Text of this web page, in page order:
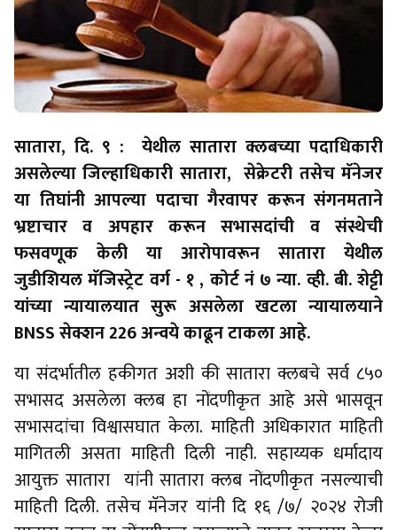
सातारा, दि. ९ : येथील सातारा क्लबच्या पदाधिकारी
असलेल्या जिल्हाधिकारी सातारा, सेक्रेटरी तसेच मॅनेजर
या तिघांनी आपल्या पदाचा गैरवापर करून संगनमताने
भ्रष्टाचार व अपहार करून सभासदांची व संस्थेची
फसवणूक केली या आरोपावरून सातारा येथील
जुडीशियल मॅजिस्ट्रेट वर्ग - १ , कोर्ट नं ७ न्या. व्ही. बी. शेट्टी
यांच्या न्यायालयात सुरू असलेला खटला न्यायालयाने
BNSS सेक्शन 226 अन्वये काढून टाकला आहे.
या संदर्भातील हकीगत अशी की सातारा क्लबचे सर्व ८५०
सभासद असलेला क्लब हा नोंदणीकृत आहे असे भासवून
सभासदांचा विश्वासघात केला. माहिती अधिकारात माहिती
मागितली असता माहिती दिली नाही. सहाय्यक धर्मादाय
आयुक्त सातारा यांनी सातारा क्लब नोंदणीकृत नसल्याची
माहिती दिली. तसेच मॅनेजर यांनी दि १६ /७/ २०२४ रोजी